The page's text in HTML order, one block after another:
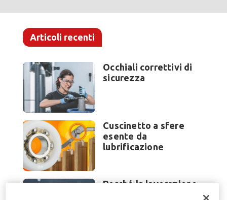
Articoli recenti
Occhiali correttivi di
sicurezza
Cuscinetto a sfere
esente da
lubrificazione
Perché la lavorazione